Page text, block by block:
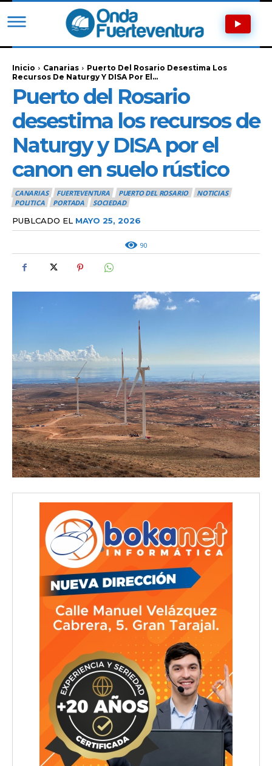
Inicio Canarias
Puerto Del Rosario Desestima Los
Recursos De Naturgy Y DISA Por El...
Puerto del Rosario
desestima los recursos de
Naturgy y DISA por el
canon en suelo rústico
CANARIAS FUERTEVENTURA PUERTO DEL ROSARIO
NOTICIAS
POLITICA
PORTADA SOCIEDAD
PUBLCADO EL MAYO 25, 2026
90